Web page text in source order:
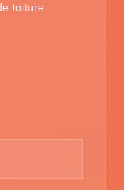
toiture